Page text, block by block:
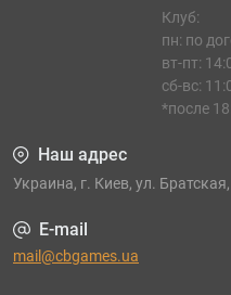
Клуб:
пн: по
вт-пт:
сб-вс:
*после
Наш адрес
Украина, г. Киев, ул.
E-mail
mail@cbgames.ua